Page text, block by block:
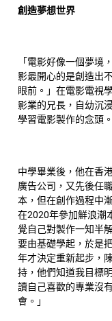
創造夢想世界
「電影好像一個夢境
影最開心的是創造出
眼前。」在電影電視
影業的兄長，自幼沉
學習電影製作的念頭。
中學畢業後，他在香
廣告公司，又先後任
本，但在創作過程中
在2020年參加鮮浪潮
覺自己對製作一知半
要由基礎學起，於是
年才決定重新起步，
持，他們知道我目標
讀自己喜歡的專業沒
會。」